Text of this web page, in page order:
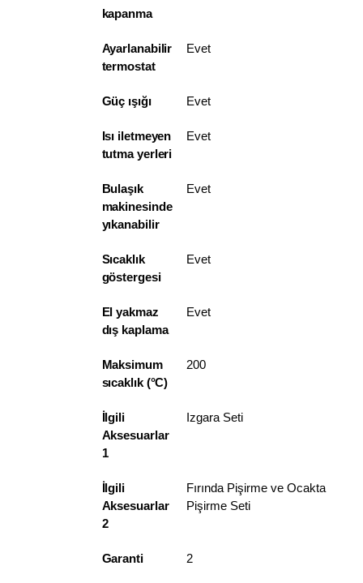
kapanma
Ayarlanabilir
termostat
Evet
Güç ışığı Evet
Isı iletmeyen
tutma yerleri
Evet
Bulaşık
makinesinde
yıkanabilir
Evet
Sıcaklık
göstergesi
Evet
El yakmaz
dış kaplama
Evet
Maksimum
sıcaklık (°C)
200
İlgili
Aksesuarlar
1
Izgara Seti
İlgili
Aksesuarlar
2
Fırında Pişirme ve Ocakta
Pişirme Seti
Garanti 2